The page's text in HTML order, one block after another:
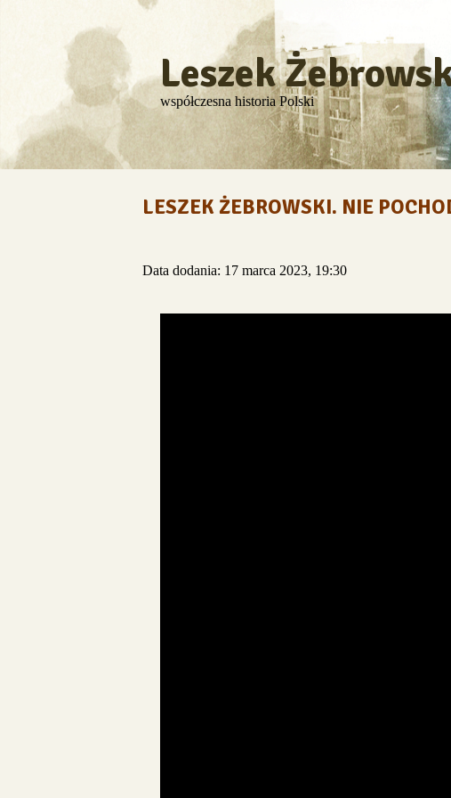
Leszek
współczesna historia Polski
LESZEK ŻEBROWSKI. NIE
Data dodania: 17 marca 2023, 19:30